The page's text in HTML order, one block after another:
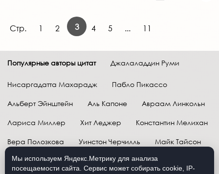
Стр. 1 2 3 4 5 ... 11
Популярные авторы цитат Джалаладдин Руми
Нисаргадатта Махарадж Пабло Пикассо
Альберт Эйнштейн Аль Капоне Авраам Линкольн
Лариса Миллер Хит Леджер Константин Мелихан
Вера Полозкова Уинстон Черчилль Майк Тайсон
Марк Твен Расул Гамзатов Грег Плитт
Мы используем Яндекс.Метрику для анализа
посещаемости сайта. Сервис может собирать cookie, IP-